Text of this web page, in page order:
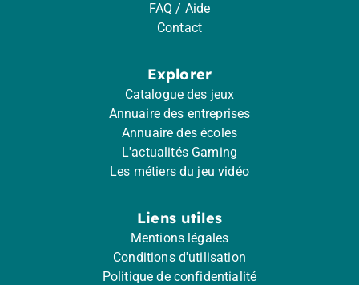
FAQ / Aide
Contact
Explorer
Catalogue des jeux
Annuaire des entreprises
Annuaire des écoles
L'actualités Gaming
Les métiers du jeu vidéo
Liens utiles
Mentions légales
Conditions d'utilisation
Politique de confidentialité